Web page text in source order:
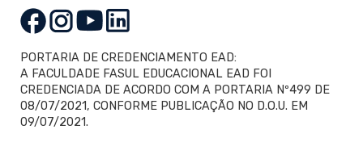
PORTARIA DE CREDENCIAMENTO EAD:
A FACULDADE FASUL EDUCACIONAL EAD FOI
CREDENCIADA DE ACORDO COM A PORTARIA Nº499 DE
08/07/2021, CONFORME PUBLICAÇÃO NO D.O.U. EM
09/07/2021.